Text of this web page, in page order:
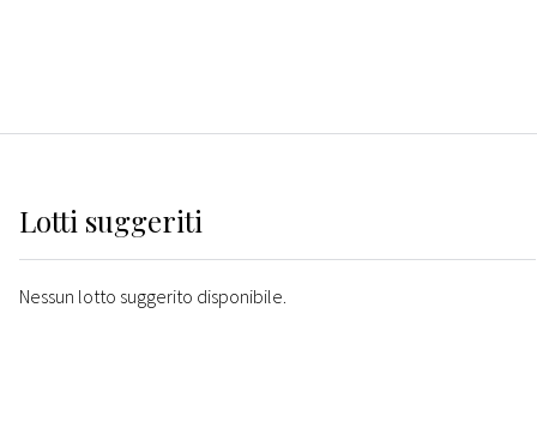
Lotti suggeriti
Nessun lotto suggerito disponibile.